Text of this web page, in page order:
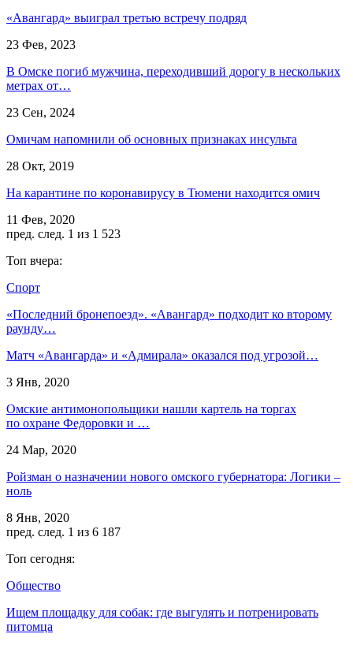
«Авангард» выиграл третью встречу подряд
23 Фев, 2023
В Омске погиб мужчина, переходивший дорогу в нескольких
метрах от…
23 Сен, 2024
Омичам напомнили об основных признаках инсульта
28 Окт, 2019
На карантине по коронавирусу в Тюмени находится омич
11 Фев, 2020
пред. след. 1 из 1 523
Топ вчера:
Спорт
«Последний бронепоезд». «Авангард» подходит ко второму
раунду…
Матч «Авангарда» и «Адмирала» оказался под угрозой…
3 Янв, 2020
Омские антимонопольщики нашли картель на торгах
по охране Федоровки и …
24 Мар, 2020
Ройзман о назначении нового омского губернатора: Логики –
ноль
8 Янв, 2020
пред. след. 1 из 6 187
Топ сегодня:
Общество
Ищем площадку для собак: где выгулять и потренировать
питомца